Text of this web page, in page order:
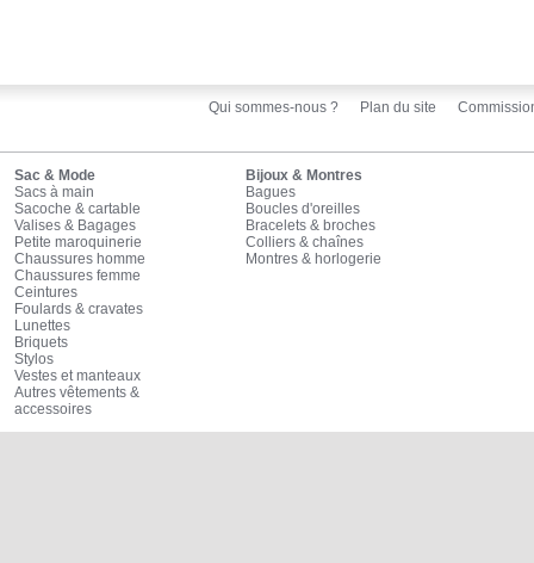
Qui sommes-nous ? Plan du site
Sac & Mode
Sacs à main
Sacoche & cartable
Valises & Bagages
Petite maroquinerie
Chaussures homme
Chaussures femme
Ceintures
Foulards & cravates
Lunettes
Briquets
Stylos
Vestes et manteaux
Autres vêtements &
accessoires
Bijoux & Montres
Bagues
Boucles d'oreilles
Bracelets & broches
Colliers & chaînes
Montres & horlogerie